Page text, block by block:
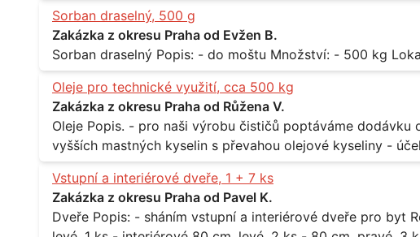
Sorban draselný, 500 g
Zakázka z okresu Praha od Evžen B.
Oleje pro technické využití, cca 500 kg
Zakázka z okresu Praha od Růžena V.
Oleje Popis. - pro naši výrobu čističů poptáváme dodávku olejů - konkrétně se jedná o směs
vyšších mastných kyselin s převahou olejové kyseliny -
při 20°C - cca 870 kg / m3 Balení: - po 190 kg v sudu Množství: - cca 500 kg - roční spotřeba
Lokalita: - Praha
Vstupní a interiérové dveře, 1 + 7 ks
Zakázka z okresu Praha od Pavel K.
Dveře Popis: - sháním vstupní a interiérové dveře pro byt Rozměr a počet: - vstupní 80 cm,